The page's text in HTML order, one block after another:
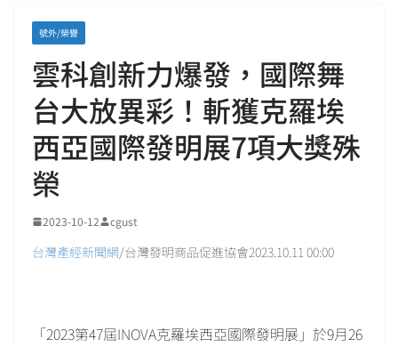
號外/榮譽
雲科創新力爆發，國際舞
台大放異彩！斬獲克羅埃
西亞國際發明展7項大獎殊
榮
2023-10-12 cgust
台灣產經新聞網/台灣發明商品促進協會2023.10.11 00:00
「2023第47屆INOVA克羅埃西亞國際發明展」於9月26